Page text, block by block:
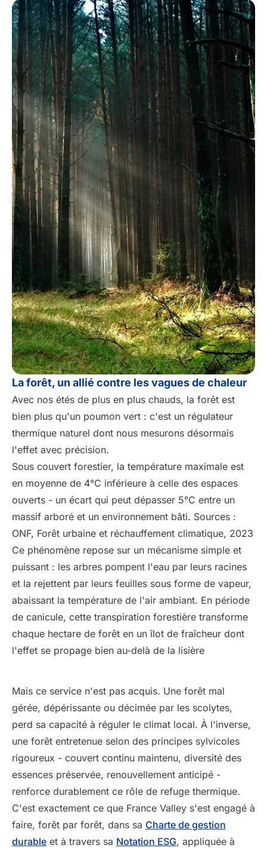
La forêt, un allié contre les vagues de chaleur
Avec nos étés de plus en plus chauds, la forêt est
bien plus qu'un poumon vert : c'est un régulateur
thermique naturel dont nous mesurons désormais
l'effet avec précision.
Sous couvert forestier, la température maximale est
en moyenne de 4°C inférieure à celle des espaces
ouverts - un écart qui peut dépasser 5°C entre un
massif arboré et un environnement bâti. Sources :
ONF, Forêt urbaine et réchauffement climatique, 2023
Ce phénomène repose sur un mécanisme simple et
puissant : les arbres pompent l'eau par leurs racines
et la rejettent par leurs feuilles sous forme de vapeur,
abaissant la température de l'air ambiant. En période
de canicule, cette transpiration forestière transforme
chaque hectare de forêt en un îlot de fraîcheur dont
l'effet se propage bien au-delà de la lisière
Mais ce service n'est pas acquis. Une forêt mal
gérée, dépérissante ou décimée par les scolytes,
perd sa capacité à réguler le climat local. À l'inverse,
une forêt entretenue selon des principes sylvicoles
rigoureux - couvert continu maintenu, diversité des
essences préservée, renouvellement anticipé -
renforce durablement ce rôle de refuge thermique.
C'est exactement ce que France Valley s'est engagé à
faire, forêt par forêt, dans sa Charte de gestion
durable et à travers sa Notation ESG, appliquée à